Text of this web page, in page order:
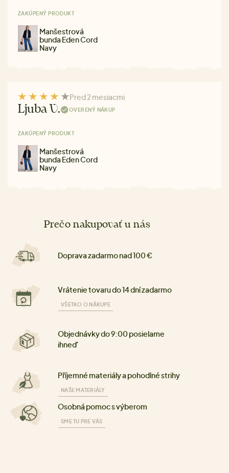
ZAKÚPENÝ PRODUKT
Manšestrová
bunda Eden Cord
Navy
Pred 2 mesiacmi
Ljuba V. OVERENÝ NÁKUP
ZAKÚPENÝ PRODUKT
Manšestrová
bunda Eden Cord
Navy
Prečo nakupovať u nás
Doprava zadarmo nad 100 €
Vrátenie tovaru do 14 dní zadarmo
VŠETKO O NÁKUPE
Objednávky do 9:00 posielame
ihneď
Příjemné materiály a pohodlné strihy
NAŠE MATERIÁLY
Osobná pomoc s výberom
SME TU PRE VÁS